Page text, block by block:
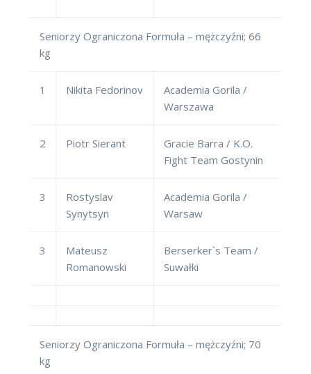
Seniorzy Ograniczona Formuła – mężczyźni; 66
kg
1 Nikita Fedorinov
Academia Gorila /
Warszawa
2 Piotr Sierant
Gracie Barra / K.O.
Fight Team Gostynin
3
Rostyslav
Synytsyn
Academia Gorila /
Warsaw
3
Mateusz
Romanowski
Berserker`s Team /
Suwałki
Seniorzy Ograniczona Formuła – mężczyźni; 70
kg